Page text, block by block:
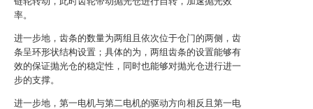
率。
进一步地，齿条的数量为两组且依次位于仓门的两侧，齿
条呈环形状结构设置；具体的为，两组齿条的设置能够有
效的保证抛光仓的稳定性，同时也能够对抛光仓进行进一
步的支撑。
进一步地，第一电机与第二电机的驱动方向相反且第一电